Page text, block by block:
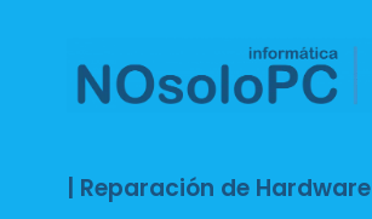
| Reparación de Hardware